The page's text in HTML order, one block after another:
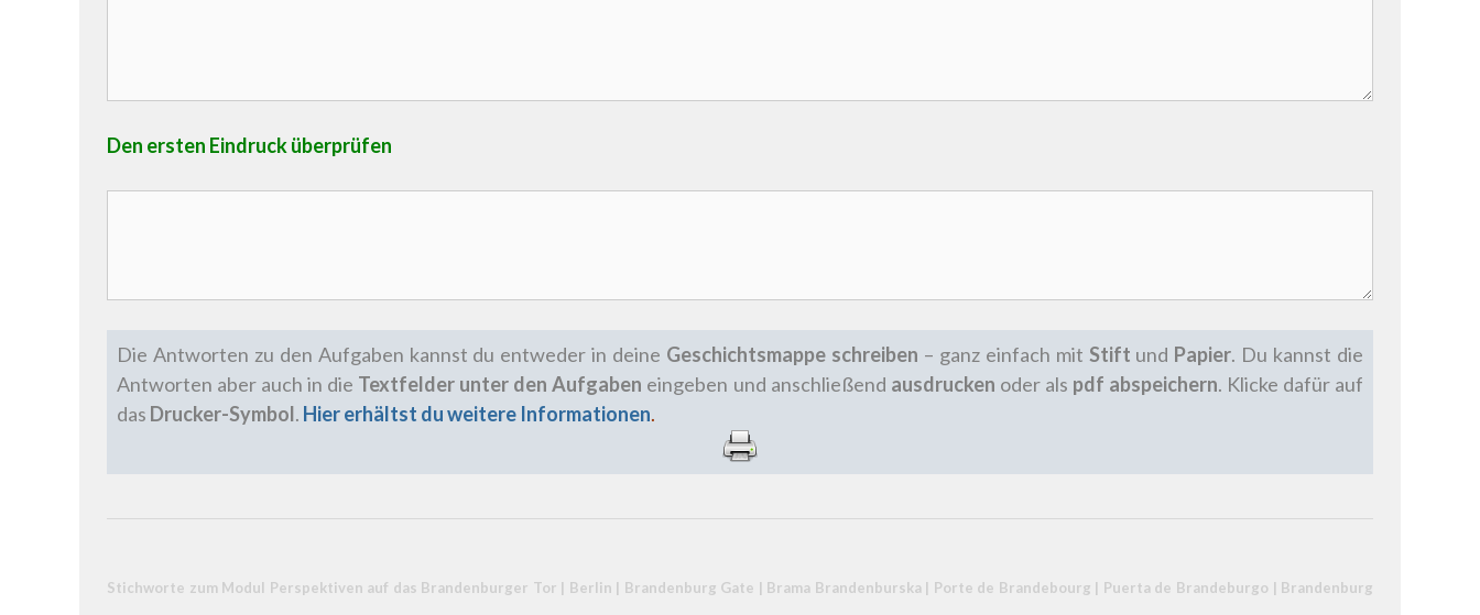
Den ersten Eindruck überprüfen
Die Antworten zu den Aufgaben kannst du entweder in deine Geschichtsmappe schreiben – ganz einfach mit Stift und Papier. Du kannst die
Antworten aber auch in die Textfelder unter den Aufgaben eingeben und anschließend ausdrucken oder als pdf abspeichern. Klicke dafür auf
das Drucker-Symbol. Hier erhältst du weitere Informationen.
Stichworte zum Modul Perspektiven auf das Brandenburger Tor | Berlin | Brandenburg Gate | Brama Brandenburska | Porte de Brandebourg | Puerta de Brandeburgo | Brandenburg